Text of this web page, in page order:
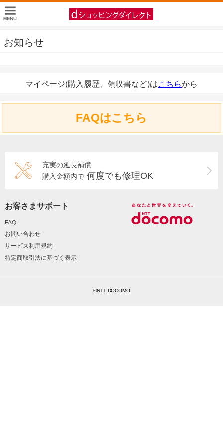
お知らせ
マイページ(購入履歴、領収書など)はこちらから
FAQはこちら
充実の延長補償
購入金額内で 何度でも修理OK
お客さまサポート
FAQ
お問い合わせ
サービス利用規約
特定商取引法に基づく表示
©NTT DOCOMO